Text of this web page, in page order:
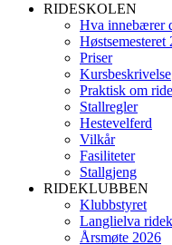
RIDESKOLEN
Hva innebærer
Høstsemesteret
Priser
Kursbeskrivelse
Praktisk om
Stallregler
Hestevelferd
Vilkår
Fasiliteter
Stallgjeng
RIDEKLUBBEN
Klubbstyret
Langlielva
Årsmøte 2026